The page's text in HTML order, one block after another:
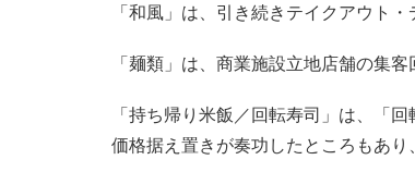
「和風」は、引き続きテイクアウト
「麺類」は、商業施設立地店舗の集
「持ち帰り米飯／回転寿司」は、「
価格据え置きが奏功したところもあり